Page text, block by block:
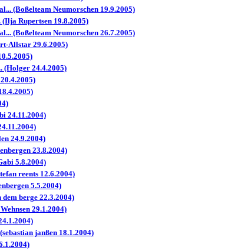
(Boßelteam Neumorschen 19.9.2005)
Rupertsen 19.8.2005)
(Boßelteam Neumorschen 26.7.2005)
Allstar 29.6.2005)
(Holger 24.4.2005)
24.11.2004)
24.9.2004)
23.8.2004)
5.8.2004)
reents 12.6.2004)
5.5.2004)
berge 22.3.2004)
29.1.2004)
janßen 18.1.2004)